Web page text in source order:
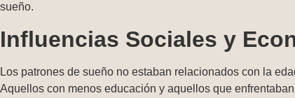
sueño.
Influencias Sociales y
Los patrones de sueño no estaban relacionados con la
Aquellos con menos educación y aquellos que